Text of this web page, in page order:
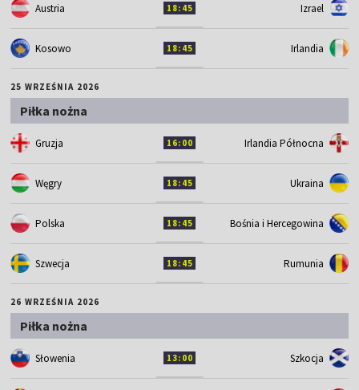
Austria 18:45 Izrael
Kosowo 18:45 Irlandia
25 WRZEŚNIA 2026
Piłka nożna
Gruzja 16:00 Irlandia Północna
Węgry 18:45 Ukraina
Polska 18:45 Bośnia i Hercegowina
Szwecja 18:45 Rumunia
26 WRZEŚNIA 2026
Piłka nożna
Słowenia 13:00 Szkocja